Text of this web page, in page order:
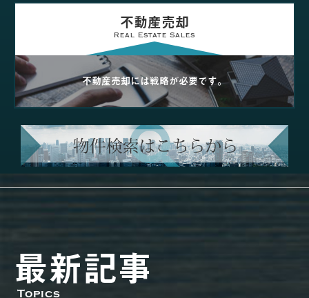
不動産売却
Real Estate Sales
不動産売却には戦略が必要です。
最新記事
Topics